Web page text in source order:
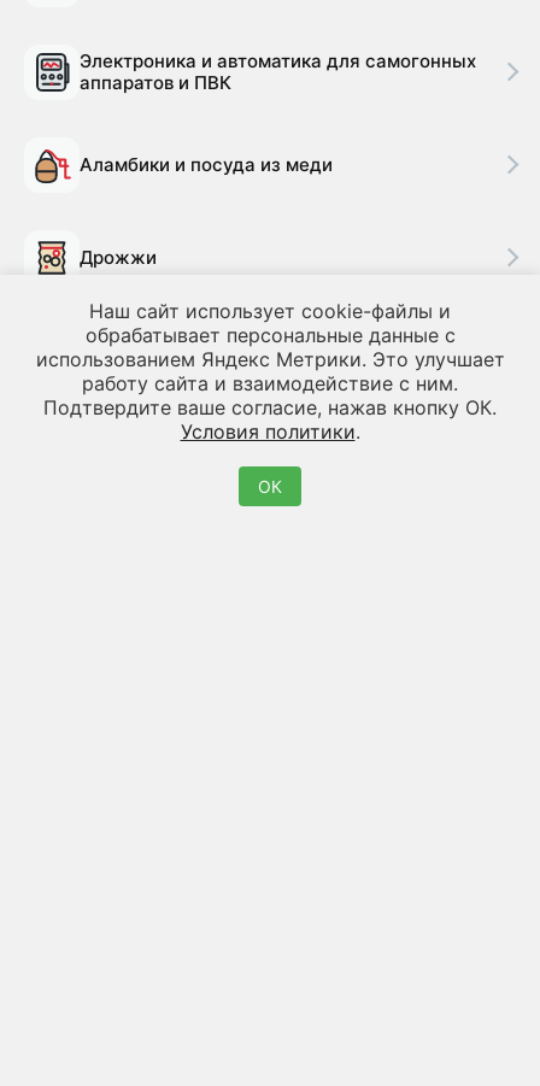
Наш сайт использует cookie-файлы и
обрабатывает персональные данные с
использованием Яндекс Метрики. Это улучшает
работу сайта и взаимодействие с ним.
Подтвердите ваше согласие, нажав кнопку ОК.
Условия политики.
ОК
Электроника и автоматика для самогонных
аппаратов и ПВК
Аламбики и посуда из меди
Дрожжи
Сопутствующие товары для
самогоноварения
Товары для облагораживания и очистки